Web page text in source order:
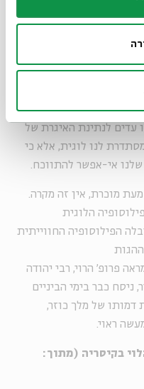
מוכיח את זה".
ומבססת את אמונתה על
לדבריו של יהודה
נבואה; כי הייתה לנו
עדים לנתינת האיגרת של
לנו לוגית, אלא כי
שלנו אי-אפשר להתווכח.
מוכרת, אין זה מקרה.
הלוגית
הפילוסופיה החווייתית
פרופ' הרוי, רבי יהודה
ניסח כבר בימי הביניים
של מלך כוזר,
ראוי.
בקיסריה (מתוך: